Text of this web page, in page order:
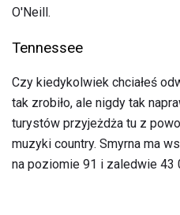
O'Neill.
Tennessee
Czy kiedykolwiek chciałeś
tak zrobiło, ale nigdy tak
turystów przyjeżdża tu z
muzyki country. Smyrna ma
na poziomie 91 i zaledwie 43